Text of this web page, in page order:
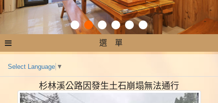
選 單
Select Language ▼
杉林溪公路因發生土石崩塌無法通行